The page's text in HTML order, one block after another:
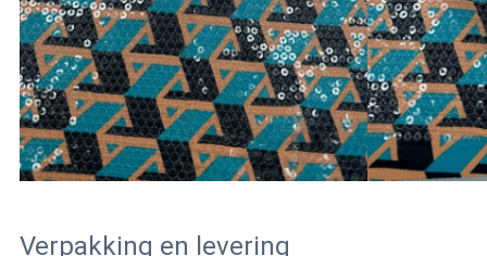
Verpakking en levering